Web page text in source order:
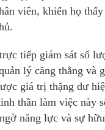
viên, khiến họ
tiếp giám sát số
lý căng thẳng và
giá trị thặng dư
thần làm việc này
năng lực và sự